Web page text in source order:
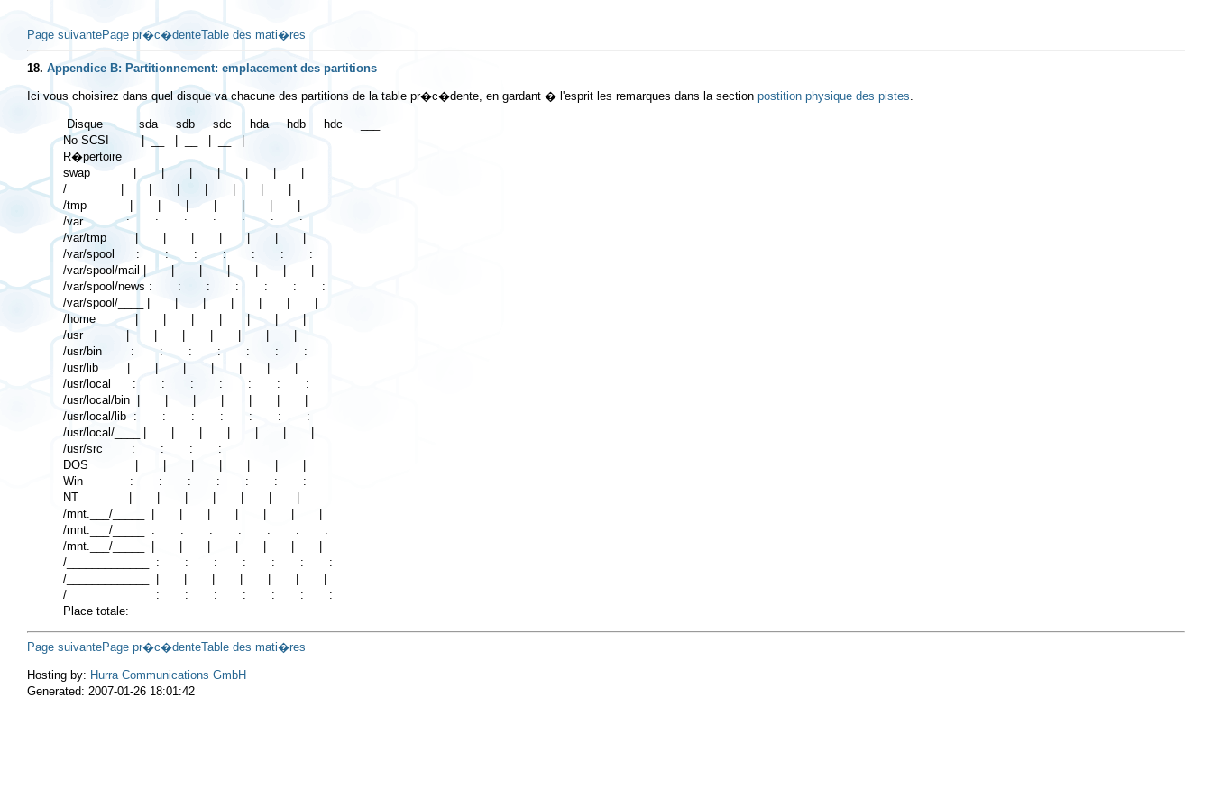
Page suivantePage pr�c�denteTable des mati�res
18. Appendice B: Partitionnement: emplacement des partitions
Ici vous choisirez dans quel disque va chacune des partitions de la table pr�c�dente, en gardant � l'esprit les remarques dans la section postition physique des pistes.
Disque          sda     sdb     sdc     hda     hdb     hdc     ___
No SCSI         |  __   |  __   |  __   |
R�pertoire
swap            |       |       |       |       |       |       |
/               |       |       |       |       |       |       |
/tmp            |       |       |       |       |       |       |
/var            :       :       :       :       :       :       :
/var/tmp        |       |       |       |       |       |       |
/var/spool      :       :       :       :       :       :       :
/var/spool/mail |       |       |       |       |       |       |
/var/spool/news :       :       :       :       :       :       :
/var/spool/____ |       |       |       |       |       |       |
/home           |       |       |       |       |       |       |
/usr            |       |       |       |       |       |       |
/usr/bin        :       :       :       :       :       :       :
/usr/lib        |       |       |       |       |       |       |
/usr/local      :       :       :       :       :       :       :
/usr/local/bin  |       |       |       |       |       |       |
/usr/local/lib  :       :       :       :       :       :       :
/usr/local/____ |       |       |       |       |       |       |
/usr/src        :       :       :       :
DOS             |       |       |       |       |       |       |
Win             :       :       :       :       :       :       :
NT              |       |       |       |       |       |       |
/mnt.___/_____  |       |       |       |       |       |       |
/mnt.___/_____  :       :       :       :       :       :       :
/mnt.___/_____  |       |       |       |       |       |       |
/_____________  :       :       :       :       :       :       :
/_____________  |       |       |       |       |       |       |
/_____________  :       :       :       :       :       :       :
Page suivantePage pr�c�denteTable des mati�res
Hosting by: Hurra Communications GmbH
Generated: 2007-01-26 18:01:42